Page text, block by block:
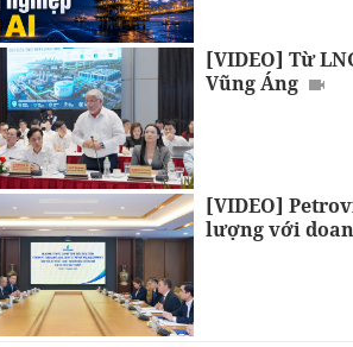
[VIDEO] Từ
Vũng Áng
[VIDEO]
lượng với